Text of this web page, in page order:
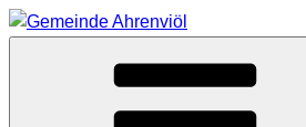
Zum
GEMEINDE